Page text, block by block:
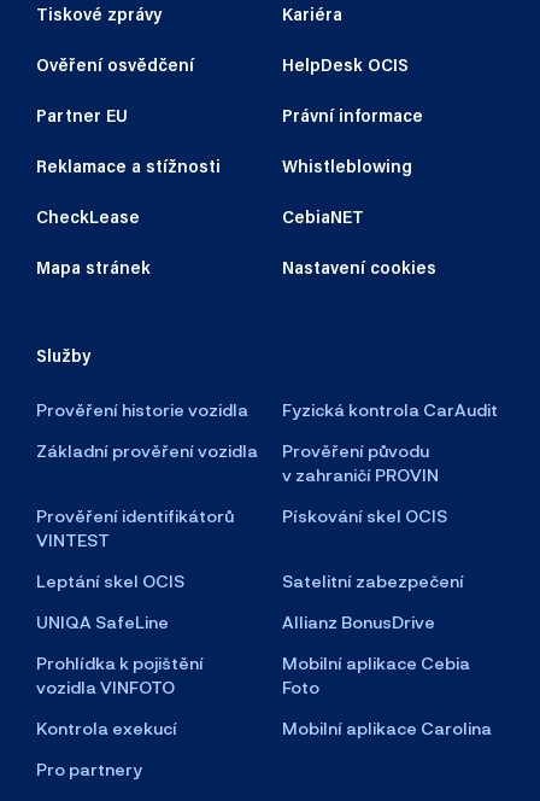
Tiskové zprávy Kariéra
Ověření osvědčení HelpDesk OCIS
Partner EU Právní informace
Reklamace a stížnosti Whistleblowing
CheckLease CebiaNET
Mapa stránek Nastavení cookies
Služby
Prověření historie vozidla
Fyzická kontrola CarAudit
Základní prověření vozidla
Prověření původu
v zahraničí PROVIN
Prověření identifikátorů
VINTEST
Pískování skel OCIS
Leptání skel OCIS
Satelitní zabezpečení
UNIQA SafeLine
Allianz BonusDrive
Prohlídka k pojištění
vozidla VINFOTO
Mobilní aplikace Cebia
Foto
Kontrola exekucí
Mobilní aplikace Carolina
Pro partnery